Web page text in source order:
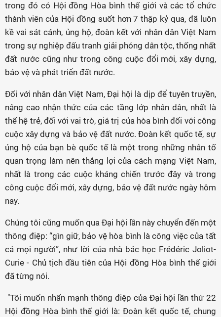
trong đó có Hội đồng Hòa bình thế giới và các tổ chức
thành viên của Hội đồng suốt hơn 7 thập kỷ qua, đã luôn
kề vai sát cánh, ủng hộ, đoàn kết với nhân dân Việt Nam
trong sự nghiệp đấu tranh giải phóng dân tộc, thống nhất
đất nước cũng như trong công cuộc đổi mới, xây dựng,
bảo vệ và phát triển đất nước.
Đối với nhân dân Việt Nam, Đại hội là dịp để tuyên truyền,
nâng cao nhận thức của các tầng lớp nhân dân, nhất là
thế hệ trẻ, đối với vai trò, giá trị của hòa bình đối với công
cuộc xây dựng và bảo vệ đất nước. Đoàn kết quốc tế, sự
ủng hộ của bạn bè quốc tế là một trong những nhân tố
quan trọng làm nên thắng lợi của cách mạng Việt Nam,
nhất là trong các cuộc kháng chiến trước đây và trong
công cuộc đổi mới, xây dựng, bảo vệ đất nước ngày hôm
nay.
Chúng tôi cũng muốn qua Đại hội lần này chuyển đến một
thông điệp: “gìn giữ, bảo vệ hòa bình là công việc của tất
cả mọi người”, như lời của nhà bác học Frédéric Joliot-
Curie - Chủ tịch đầu tiên của Hội đồng Hòa bình thế giới
đã từng nói.
"Tôi muốn nhấn mạnh thông điệp của Đại hội lần thứ 22
Hội đồng Hòa bình thế giới là: Đoàn kết quốc tế, chung